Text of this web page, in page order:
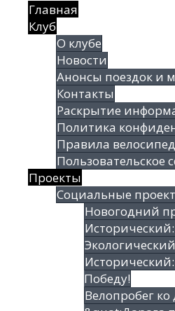
Главная
Клуб
О клубе
Новости
Анонсы поездок и
Контакты
Раскрытие
Политика
Правила
Пользовательское
Проекты
Социальные
Новогодний
Победу!
Велопробег